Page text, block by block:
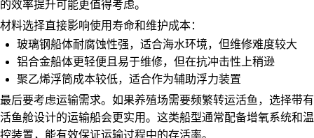
的效率提升可能更值得考虑。
材料选择直接影响使用寿命和维护成本：
玻璃钢船体耐腐蚀性强，适合海水环境，但维修难度较大
铝合金船体更轻便且易于维修，但在抗冲击性上稍逊
聚乙烯浮筒成本较低，适合作为辅助浮力装置
最后要考虑运输需求。如果养殖场需要频繁转运活鱼，选择带有
活鱼舱设计的运输船会更实用。这类船型通常配备增氧系统和温
控装置，能有效保证运输过程中的存活率。